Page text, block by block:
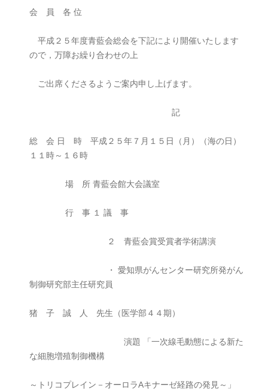
会 員 各 位
平成２５年度青藍会総会を下記により開催いたします
ので，万障お繰り合わせの上
ご出席くださるようご案内申し上げます。
記
総 会 日 時 平成２５年７月１５日（月）（海の日）
１１時～１６時
場 所 青藍会館大会議室
行 事 １ 議 事
２ 青藍会賞受賞者学術講演
・ 愛知県がんセンター研究所発がん
制御研究部主任研究員
猪 子 誠 人 先生（医学部４４期）
演題 「一次線毛動態による新た
な細胞増殖制御機構
～トリコプレイン－オーロラAキナーゼ経路の発見～」